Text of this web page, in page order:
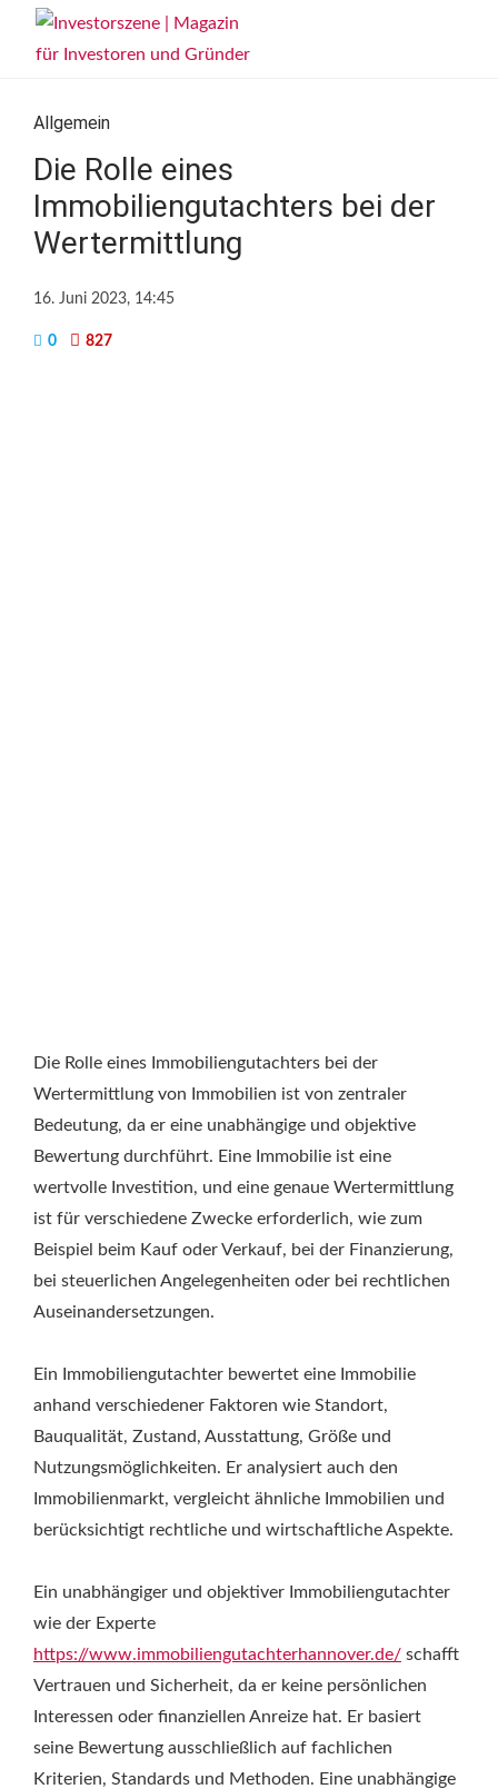
Allgemein
Die Rolle eines
Immobiliengutachters bei der
Wertermittlung
16. Juni 2023, 14:45
0 827
Die Rolle eines Immobiliengutachters bei der
Wertermittlung von Immobilien ist von zentraler
Bedeutung, da er eine unabhängige und objektive
Bewertung durchführt. Eine Immobilie ist eine
wertvolle Investition, und eine genaue Wertermittlung
ist für verschiedene Zwecke erforderlich, wie zum
Beispiel beim Kauf oder Verkauf, bei der Finanzierung,
bei steuerlichen Angelegenheiten oder bei rechtlichen
Auseinandersetzungen.
Ein Immobiliengutachter bewertet eine Immobilie
anhand verschiedener Faktoren wie Standort,
Bauqualität, Zustand, Ausstattung, Größe und
Nutzungsmöglichkeiten. Er analysiert auch den
Immobilienmarkt, vergleicht ähnliche Immobilien und
berücksichtigt rechtliche und wirtschaftliche Aspekte.
Ein unabhängiger und objektiver Immobiliengutachter
wie der Experte
https://www.immobiliengutachterhannover.de/ schafft
Vertrauen und Sicherheit, da er keine persönlichen
Interessen oder finanziellen Anreize hat. Er basiert
seine Bewertung ausschließlich auf fachlichen
Kriterien, Standards und Methoden. Eine unabhängige